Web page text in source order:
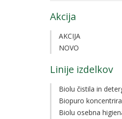
Akcija
AKCIJA
NOVO
Linije izdelkov
Biolu čistila in
Biopuro
Biolu osebna